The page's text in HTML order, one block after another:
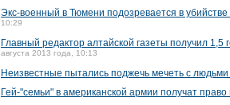
Экс-военный в Тюмени подозревается в
10:29
Главный редактор алтайской газеты получил
августа 2013 года, 10:13
Неизвестные пытались поджечь мечеть с людьми
Гей-"семьи" в американской армии получат